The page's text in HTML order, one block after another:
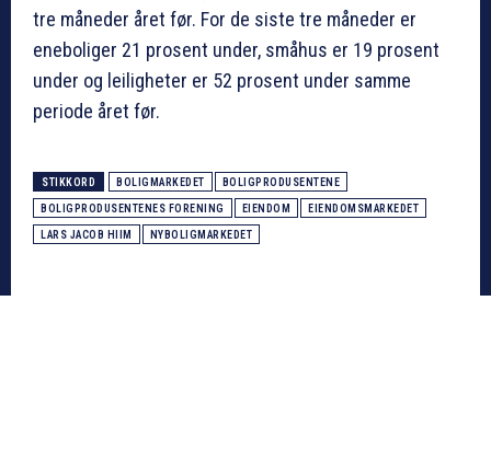
tre måneder året før. For de siste tre måneder er
eneboliger 21 prosent under, småhus er 19 prosent
under og leiligheter er 52 prosent under samme
periode året før.
STIKKORD BOLIGMARKEDET BOLIGPRODUSENTENE
BOLIGPRODUSENTENES FORENING EIENDOM EIENDOMSMARKEDET
LARS JACOB HIIM NYBOLIGMARKEDET